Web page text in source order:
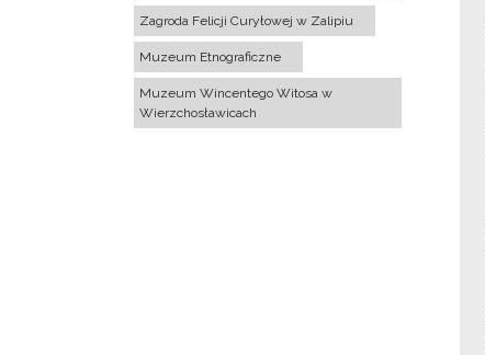
Zagroda Felicji Curyłowej w Zalipiu
Muzeum Etnograficzne
Muzeum Wincentego Witosa w
Wierzchosławicach